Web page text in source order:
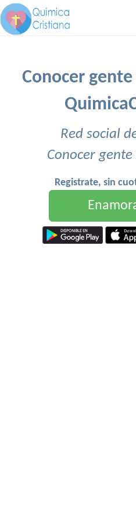
Conocer
Red social
Conocer
Registrate, sin